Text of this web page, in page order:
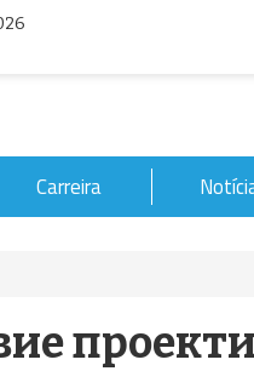
Carreira